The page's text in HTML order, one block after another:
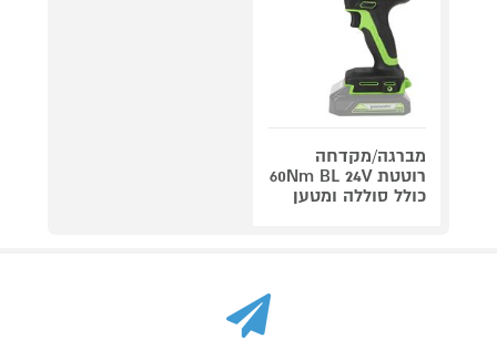
מברגה/מקדחה
רוטטת 60Nm BL 24V
כולל סוללה ומטען